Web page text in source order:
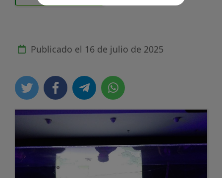
Publicado el 16 de julio de 2025